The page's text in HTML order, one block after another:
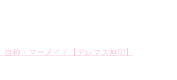
自称・マーメイド【デレマス無印】